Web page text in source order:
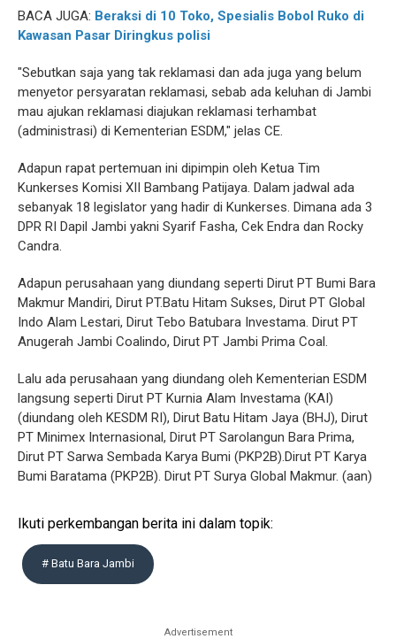
BACA JUGA: Beraksi di 10 Toko, Spesialis Bobol Ruko di
Kawasan Pasar Diringkus polisi
"Sebutkan saja yang tak reklamasi dan ada juga yang belum
menyetor persyaratan reklamasi, sebab ada keluhan di Jambi
mau ajukan reklamasi diajukan reklamasi terhambat
(administrasi) di Kementerian ESDM," jelas CE.
Adapun rapat pertemuan ini dipimpin oleh Ketua Tim
Kunkerses Komisi XII Bambang Patijaya. Dalam jadwal ada
sebanyak 18 legislator yang hadir di Kunkerses. Dimana ada 3
DPR RI Dapil Jambi yakni Syarif Fasha, Cek Endra dan Rocky
Candra.
Adapun perusahaan yang diundang seperti Dirut PT Bumi Bara
Makmur Mandiri, Dirut PT.Batu Hitam Sukses, Dirut PT Global
Indo Alam Lestari, Dirut Tebo Batubara Investama. Dirut PT
Anugerah Jambi Coalindo, Dirut PT Jambi Prima Coal.
Lalu ada perusahaan yang diundang oleh Kementerian ESDM
langsung seperti Dirut PT Kurnia Alam Investama (KAI)
(diundang oleh KESDM RI), Dirut Batu Hitam Jaya (BHJ), Dirut
PT Minimex Internasional, Dirut PT Sarolangun Bara Prima,
Dirut PT Sarwa Sembada Karya Bumi (PKP2B).Dirut PT Karya
Bumi Baratama (PKP2B). Dirut PT Surya Global Makmur. (aan)
Ikuti perkembangan berita ini dalam topik:
# Batu Bara Jambi
Advertisement